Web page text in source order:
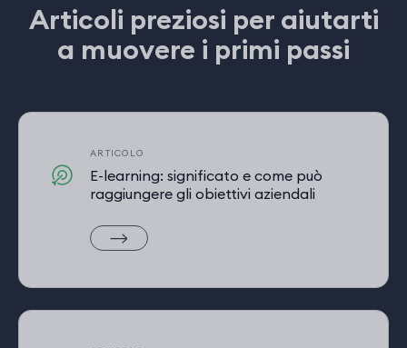
Articoli preziosi per aiutarti
a muovere i primi passi
ARTICOLO
E-learning: significato e come può
raggiungere gli obiettivi aziendali